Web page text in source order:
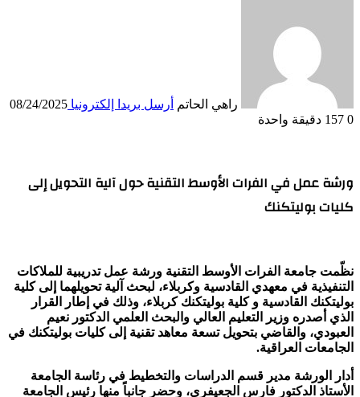
راهي الحاتم أرسل بريدا إلكترونيا 08/24/2025
0
دقيقة واحدة
ورشة عمل في الفرات الأوسط التقنية حول آلية التحويل إلى
كليات بوليتكنك
نظّمت جامعة الفرات الأوسط التقنية ورشة عمل تدريبية للملاكات
التنفيذية في معهدي القادسية وكربلاء، لبحث آلية تحويلهما إلى كلية
بوليتكنك القادسية و كلية بوليتكنك كربلاء، وذلك في إطار القرار
الذي أصدره وزير التعليم العالي والبحث العلمي الدكتور نعيم
العبودي، والقاضي بتحويل تسعة معاهد تقنية إلى كليات بوليتكنك في
الجامعات العراقية.
أدار الورشة مدير قسم الدراسات والتخطيط في رئاسة الجامعة
الأستاذ الدكتور فارس الجعيفري، وحضر جانباً منها رئيس الجامعة